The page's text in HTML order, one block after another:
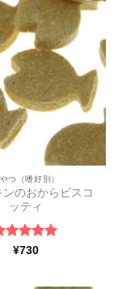
ほし
い物
リス
つ（嗜好別）
のおからビスコ
ッティ
5段階中5
¥730